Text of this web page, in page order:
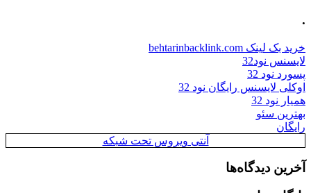
.
خرید بک لینک behtarinbacklink.com
لایسنس نود32
پسورد نود 32
اوکلی لایسنس رایگان نود 32
همیار نود 32
بهترین سئو
رایگان
آنتی ویروس تحت شبکه
آخرین دیدگاه‌ها